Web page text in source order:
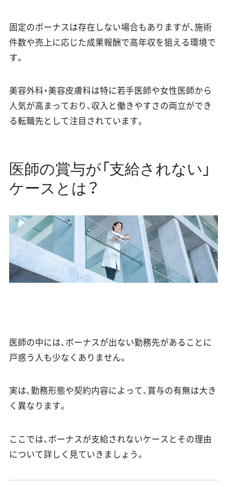
固定のボーナスは存在しない場合もありますが、施術
件数や売上に応じた成果報酬で高年収を狙える環境で
す。
美容外科・美容皮膚科は特に若手医師や女性医師から
人気が高まっており、収入と働きやすさの両立ができ
る転職先として注目されています。
医師の賞与が「支給されない」
ケースとは？
医師の中には、ボーナスが出ない勤務先があることに
戸惑う人も少なくありません。
実は、勤務形態や契約内容によって、賞与の有無は大き
く異なります。
ここでは、ボーナスが支給されないケースとその理由
について詳しく見ていきましょう。